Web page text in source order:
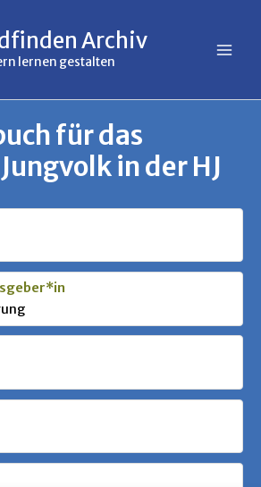
Archiv
lernen gestalten
für das
in der HJ